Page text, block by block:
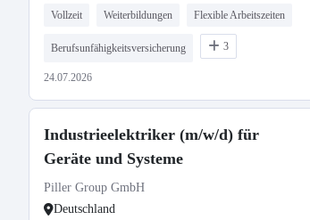
Vollzeit Weiterbildungen Flexible Arbeitszeiten
Berufsunfähigkeitsversicherung 3
24.07.2026
Industrieelektriker (m/w/d) für
Geräte und Systeme
Piller Group GmbH
Deutschland